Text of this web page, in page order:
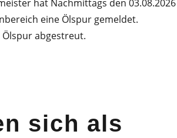
hat Nachmittags den 03.08.2026
eine Ölspur gemeldet.
abgestreut.
sich als